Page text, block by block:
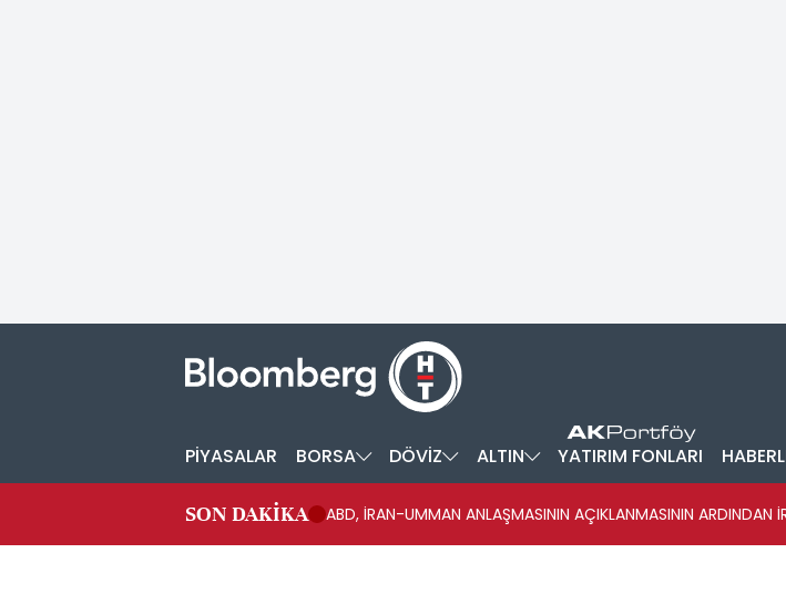
PİYASALAR BORSA DÖVİZ ALTIN YATIRIM FONLARI
SON DAKİKA ABD, İRAN-UMMAN ANLAŞMASININ AÇIKLANMASININ ARDINDAN